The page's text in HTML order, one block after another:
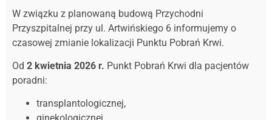
W związku z planowaną budową Przychodni
Przyszpitalnej przy ul. Artwińskiego 6 informujemy o
czasowej zmianie lokalizacji Punktu Pobrań Krwi.
Od 2 kwietnia 2026 r. Punkt Pobrań Krwi dla pacjentów
poradni:
transplantologicznej,